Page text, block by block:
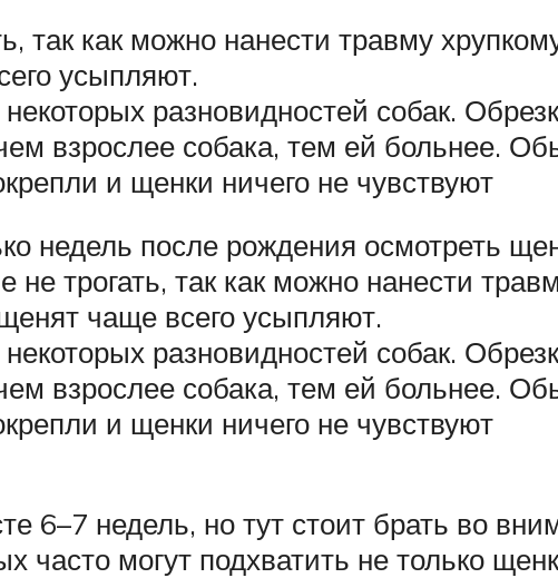
так как можно нанести травму
усыпляют.
разновидностей собак.
взрослее собака, тем ей больнее.
и щенки ничего не чувствуют
недель после рождения осмотреть
трогать, так как можно нанести
чаще всего усыпляют.
разновидностей собак.
взрослее собака, тем ей больнее.
и щенки ничего не чувствуют
6–7 недель, но тут стоит брать во
часто могут подхватить не только